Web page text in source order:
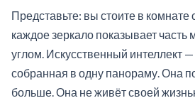
Представьте: вы стоите в
каждое зеркало показывает часть
углом. Искусственный интеллект —
собранная в одну панораму. Она
больше. Она не живёт своей